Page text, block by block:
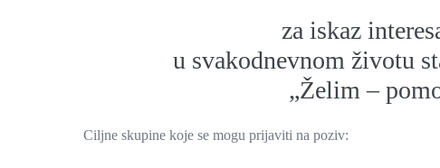
za iskaz
u svakodnevnom životu
„Želim –
Ciljne skupine koje se mogu prijaviti na poziv: